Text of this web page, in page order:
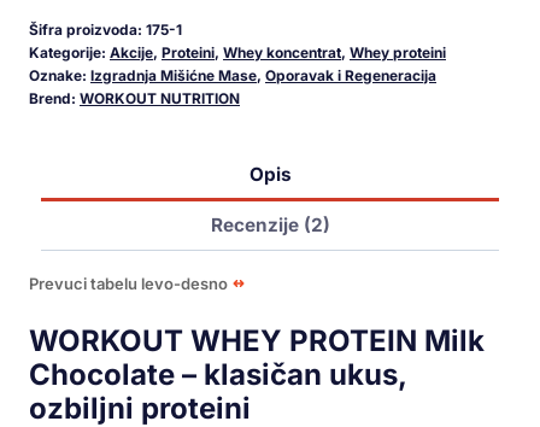
Šifra proizvoda: 175-1
Kategorije: Akcije, Proteini, Whey koncentrat, Whey proteini
Oznake: Izgradnja Mišićne Mase, Oporavak i Regeneracija
Brend: WORKOUT NUTRITION
Opis
Recenzije (2)
Prevuci tabelu levo-desno
WORKOUT WHEY PROTEIN Milk
Chocolate – klasičan ukus,
ozbiljni proteini